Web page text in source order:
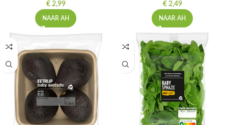
€2,99
NAAR AH
€2,49
NAAR AH